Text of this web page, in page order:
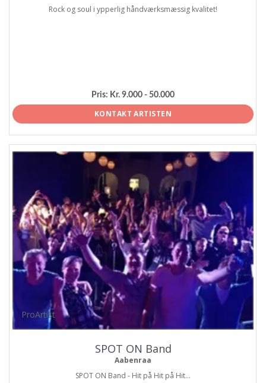
Rock og soul i ypperlig håndværksmæssig kvalitet!
Pris: Kr. 9.000 - 50.000
KONTAKT ARTISTEN
ProArtist
SPOT ON Band
Aabenraa
SPOT ON Band - Hit på Hit på Hit...